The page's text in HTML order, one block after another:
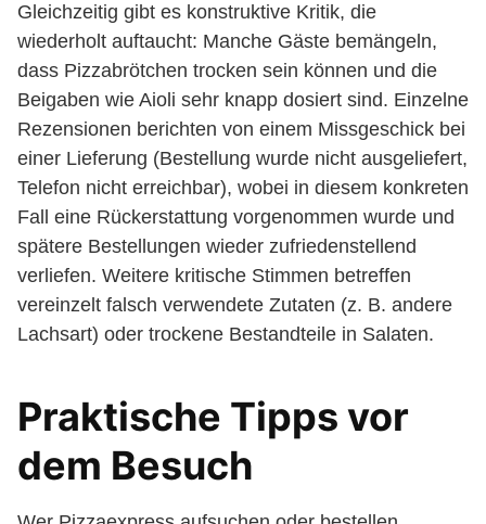
Gleichzeitig gibt es konstruktive Kritik, die
wiederholt auftaucht: Manche Gäste bemängeln,
dass Pizzabrötchen trocken sein können und die
Beigaben wie Aioli sehr knapp dosiert sind. Einzelne
Rezensionen berichten von einem Missgeschick bei
einer Lieferung (Bestellung wurde nicht ausgeliefert,
Telefon nicht erreichbar), wobei in diesem konkreten
Fall eine Rückerstattung vorgenommen wurde und
spätere Bestellungen wieder zufriedenstellend
verliefen. Weitere kritische Stimmen betreffen
vereinzelt falsch verwendete Zutaten (z. B. andere
Lachsart) oder trockene Bestandteile in Salaten.
Praktische Tipps vor
dem Besuch